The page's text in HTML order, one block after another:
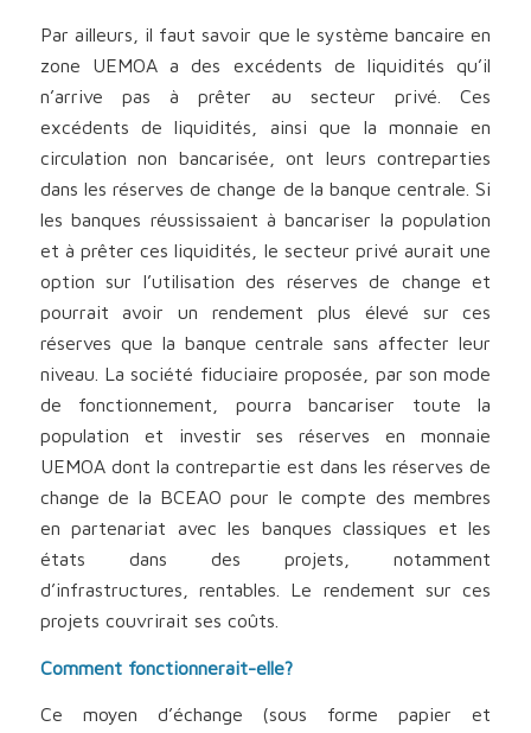
Par ailleurs, il faut savoir que le système bancaire en
zone UEMOA a des excédents de liquidités qu’il
n’arrive pas à prêter au secteur privé. Ces
excédents de liquidités, ainsi que la monnaie en
circulation non bancarisée, ont leurs contreparties
dans les réserves de change de la banque centrale. Si
les banques réussissaient à bancariser la population
et à prêter ces liquidités, le secteur privé aurait une
option sur l’utilisation des réserves de change et
pourrait avoir un rendement plus élevé sur ces
réserves que la banque centrale sans affecter leur
niveau. La société fiduciaire proposée, par son mode
de fonctionnement, pourra bancariser toute la
population et investir ses réserves en monnaie
UEMOA dont la contrepartie est dans les réserves de
change de la BCEAO pour le compte des membres
en partenariat avec les banques classiques et les
états dans des projets, notamment
d’infrastructures, rentables. Le rendement sur ces
projets couvrirait ses coûts.
Comment fonctionnerait-elle?
Ce moyen d’échange (sous forme papier et